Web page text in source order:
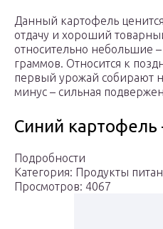
Данный картофель
отдачу и хороший
относительно небольшие –
граммов. Относится к
первый урожай собирают
минус – сильная
Синий картофель
Подробности
Категория: Продукты
Просмотров: 4067